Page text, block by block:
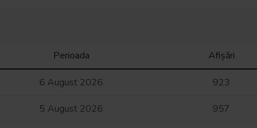
Perioada Afișări
6 August 2026 923
5 August 2026 957